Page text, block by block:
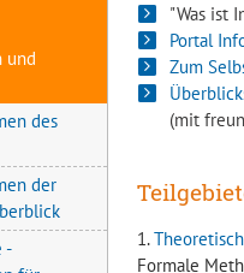
"Was ist
Portal
Zum
(mit
1.
Formale
und
des
der
-